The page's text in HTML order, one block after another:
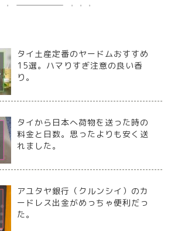
タイ土産定番のヤードムおすすめ
15選。ハマりすぎ注意の良い香
り。
タイから日本へ荷物を送った時の
料金と日数。思ったよりも安く送
れました。
アユタヤ銀行（クルンシイ）のカ
ードレス出金がめっちゃ便利だっ
た。